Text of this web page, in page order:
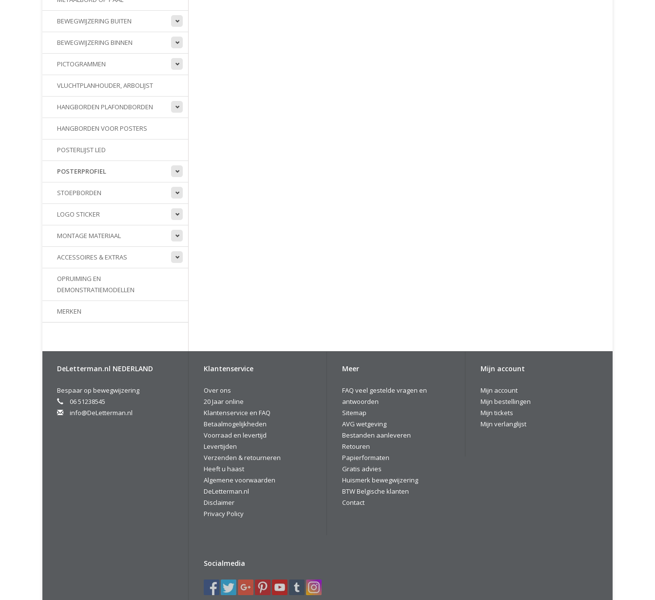
BEWEGWIJZERING BUITEN
BEWEGWIJZERING BINNEN
PICTOGRAMMEN
VLUCHTPLANHOUDER, ARBOLIJST
HANGBORDEN PLAFONDBORDEN
HANGBORDEN VOOR POSTERS
POSTERLIJST LED
POSTERPROFIEL
STOEPBORDEN
LOGO STICKER
MONTAGE MATERIAAL
ACCESSOIRES & EXTRAS
OPRUIMING EN
DEMONSTRATIEMODELLEN
MERKEN
DeLetterman.nl NEDERLAND
Bespaar op bewegwijzering
06 51238545
info@DeLetterman.nl
Klantenservice
Over ons
20 Jaar online
Klantenservice en FAQ
Betaalmogelijkheden
Voorraad en levertijd
Levertijden
Verzenden & retourneren
Heeft u haast
Algemene voorwaarden
DeLetterman.nl
Disclaimer
Privacy Policy
Meer
FAQ veel gestelde vragen en
antwoorden
Sitemap
AVG wetgeving
Bestanden aanleveren
Retouren
Papierformaten
Gratis advies
Huismerk bewegwijzering
BTW Belgische klanten
Contact
Mijn account
Mijn account
Mijn bestellingen
Mijn tickets
Mijn verlanglijst
Socialmedia